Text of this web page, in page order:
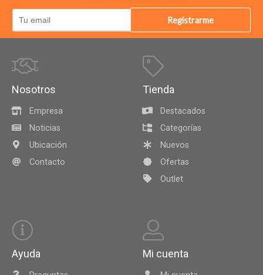
Registrarme
Nosotros
Empresa
Noticias
Ubicación
Contacto
Tienda
Destacados
Categorías
Nuevos
Ofertas
Outlet
Ayuda Mi cuenta